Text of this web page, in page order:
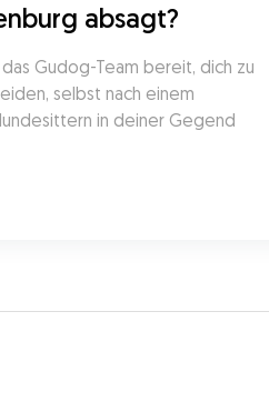
absagt?
Gudog-Team bereit, dich zu
selbst nach einem
in deiner Gegend